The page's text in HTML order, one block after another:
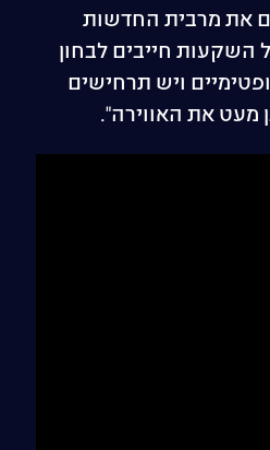
את מרבית החדשות
השקעות חייבים לבחון
ויש תרחישים
מעט את האווירה".